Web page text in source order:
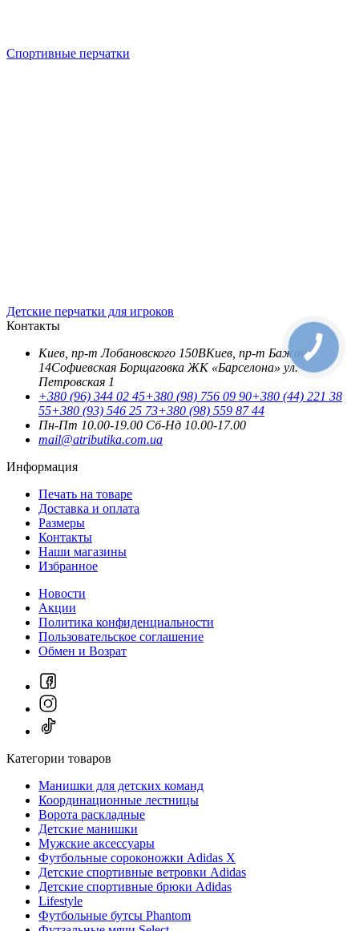
Спортивные перчатки
Детские перчатки для игроков
Контакты
Киев, пр-т Лобановского 150ВКиев, пр-т Бажана
14Софиевская Борщаговка ЖК «Барселона» ул.
Петровская 1
+380 (96) 344 02 45+380 (98) 756 09 90+380 (44) 221 38
55+380 (93) 546 25 73+380 (98) 559 87 44
Пн-Пт 10.00-19.00 Cб-Нд 10.00-17.00
mail@atributika.com.ua
Информация
Печать на товаре
Доставка и оплата
Размеры
Контакты
Наши магазины
Избранное
Новости
Акции
Политика конфиденциальности
Пользовательское соглашение
Обмен и Возрат
Категории товаров
Манишки для детских команд
Координационные лестницы
Ворота раскладные
Детские манишки
Мужские аксессуары
Футбольные сороконожки Adidas Х
Детские спортивные ветровки Adidas
Детские спортивные брюки Adidas
Lifestyle
Футбольные бутсы Phantom